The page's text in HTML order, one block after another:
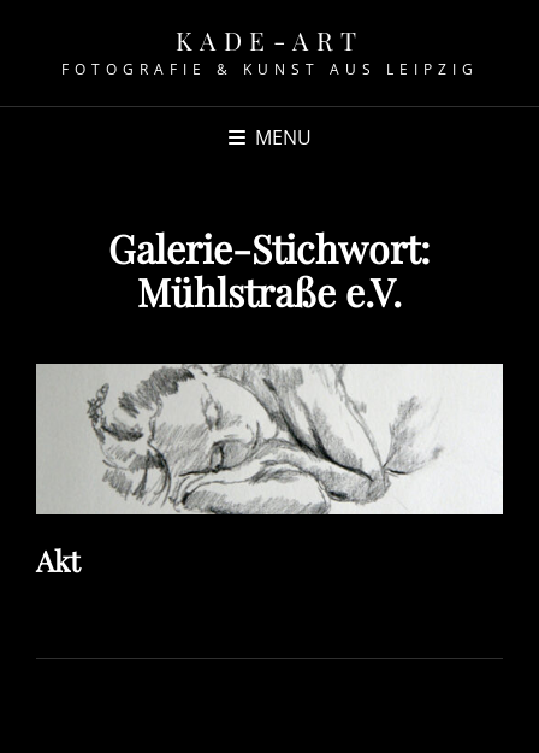
KADE-ART
FOTOGRAFIE & KUNST AUS LEIPZIG
MENU
Galerie-Stichwort:
Mühlstraße e.V.
Akt